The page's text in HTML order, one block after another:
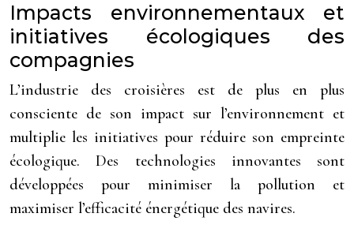
Impacts environnementaux et
initiatives écologiques des
compagnies
L’industrie des croisières est de plus en plus
consciente de son impact sur l’environnement et
multiplie les initiatives pour réduire son empreinte
écologique. Des technologies innovantes sont
développées pour minimiser la pollution et
maximiser l’efficacité énergétique des navires.